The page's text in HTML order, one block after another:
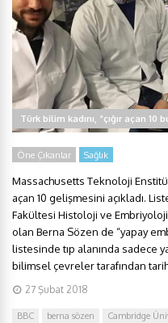
Türk bilim kadını, “çığır açan 10
Öne Çıkanlar Sağlık
Massachusetts Teknoloji
açan 10 gelişmesini açıkladı.
Fakültesi Histoloji ve
olan Berna Sözen de “yapay
listesinde tıp alanında sadece
bilimsel çevreler tarafından
27 Şubat 2018
BBC berna sözen Cambridge